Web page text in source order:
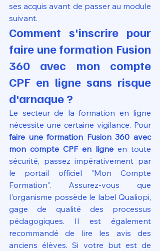
ses acquis avant de passer au module
suivant.
Comment s'inscrire pour
faire une formation Fusion
360 avec mon compte
CPF en ligne sans risque
d'arnaque ?
Le secteur de la formation en ligne
faire une formation Fusion 360 avec
mon compte CPF en ligne en toute
sécurité, passez impérativement par
le portail officiel "Mon Compte
Formation". Assurez-vous que
l'organisme possède le label Qualiopi,
gage de qualité des processus
pédagogiques. Il est également
recommandé de lire les avis des